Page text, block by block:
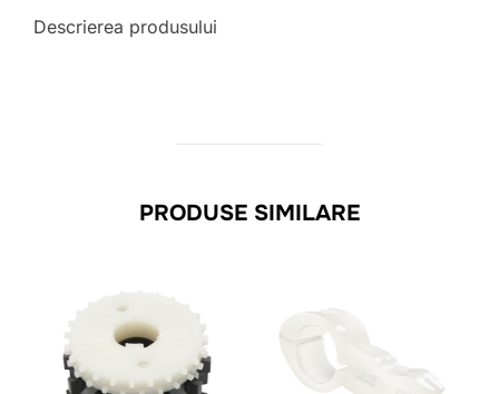
Descrierea produsului
PRODUSE SIMILARE